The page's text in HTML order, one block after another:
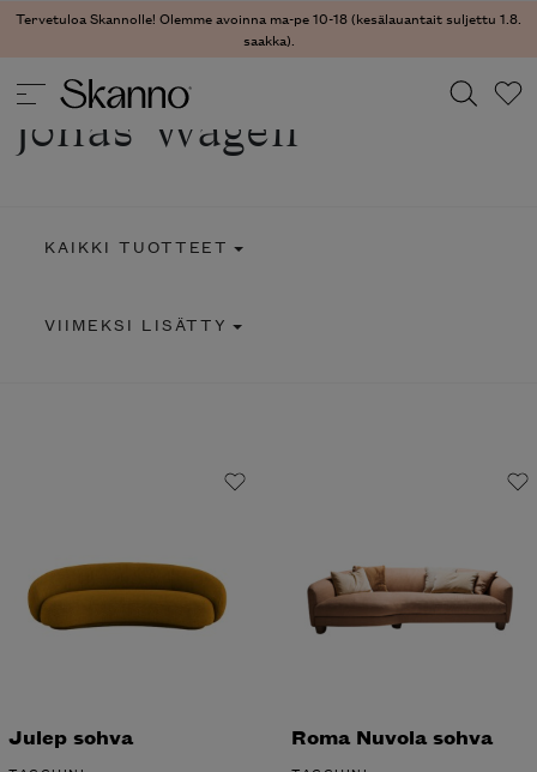
Tervetuloa Skannolle! Olemme avoinna ma-pe 10-18 (kesälauantait suljettu 1.8.
saakka).
Jonas Wagell
KAIKKI TUOTTEET
VIIMEKSI LISÄTTY
Julep sohva Roma Nuvola sohva